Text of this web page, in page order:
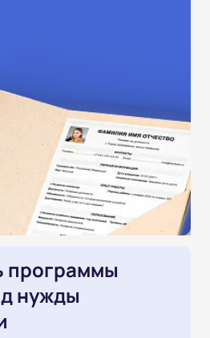
программы
нужды